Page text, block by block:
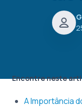
Encontre neste
A Importância